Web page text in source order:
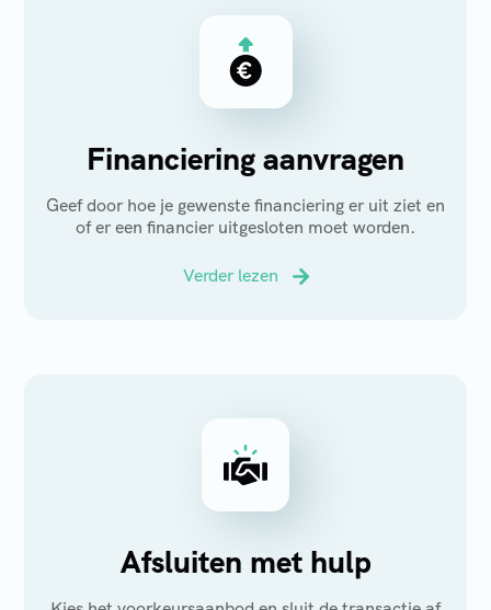
Financiering aanvragen
Geef door hoe je gewenste financiering er uit ziet en
of er een financier uitgesloten moet worden.
Verder lezen
Afsluiten met hulp